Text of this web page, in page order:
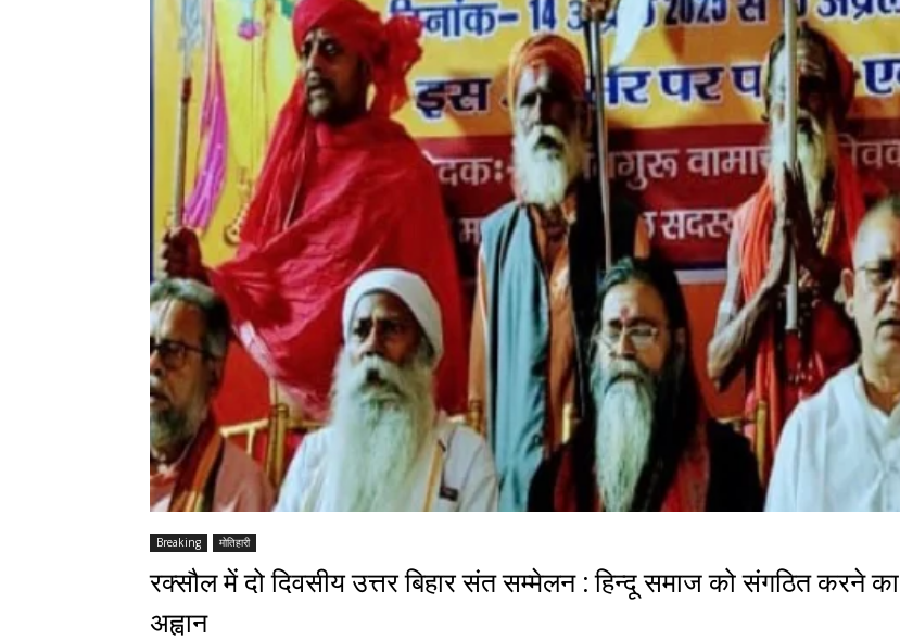
Breaking मोतिहारी
रक्सौल में दो दिवसीय उत्तर बिहार संत सम्मेलन : हिन्दू समाज को संगठित करने का
अह्वान